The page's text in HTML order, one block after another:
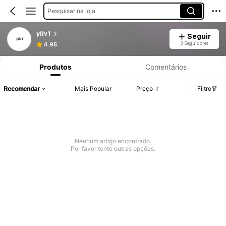
Pesquisar na loja
yilv1
4.95
Seguir
3 Seguidores
Produtos Comentários
Recomendar Mais Popular Preço Filtro
Nenhum artigo encontrado.
Por favor tente outras opções.